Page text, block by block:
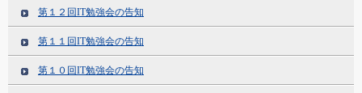
第１２回IT勉強会の告知
第１１回IT勉強会の告知
第１０回IT勉強会の告知